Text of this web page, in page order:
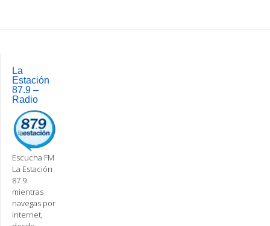
navigation
La
Estación
87.9 –
Radio
Escucha FM
La Estación
87.9
mientras
navegas por
internet,